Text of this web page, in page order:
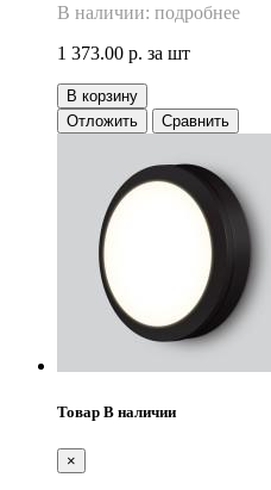
В наличии: подробнее
1 373.00 р. за шт
В корзину
Отложить
Сравнить
Товар В наличии
×